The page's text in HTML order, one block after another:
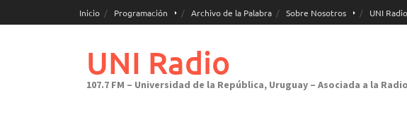
al
Inicio Programación Archivo de la Palabra Sobre Nosotros UNI
UNI Radio
107.7 FM – Universidad de la República, Uruguay – Asociada a la